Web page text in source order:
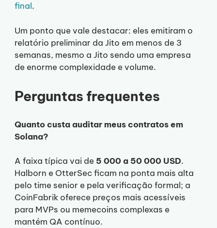
final.
Um ponto que vale destacar: eles emitiram o
relatório preliminar da Jito em menos de 3
semanas, mesmo a Jito sendo uma empresa
de enorme complexidade e volume.
Perguntas frequentes
Quanto custa auditar meus contratos em
Solana?
A faixa típica vai de 5 000 a 50 000 USD.
Halborn e OtterSec ficam na ponta mais alta
pelo time senior e pela verificação formal; a
CoinFabrik oferece preços mais acessíveis
para MVPs ou memecoins complexas e
mantém QA contínuo.